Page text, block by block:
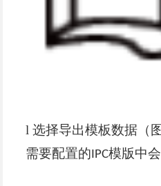
l 选择导出模板数据（图
需要配置的IPC模版中